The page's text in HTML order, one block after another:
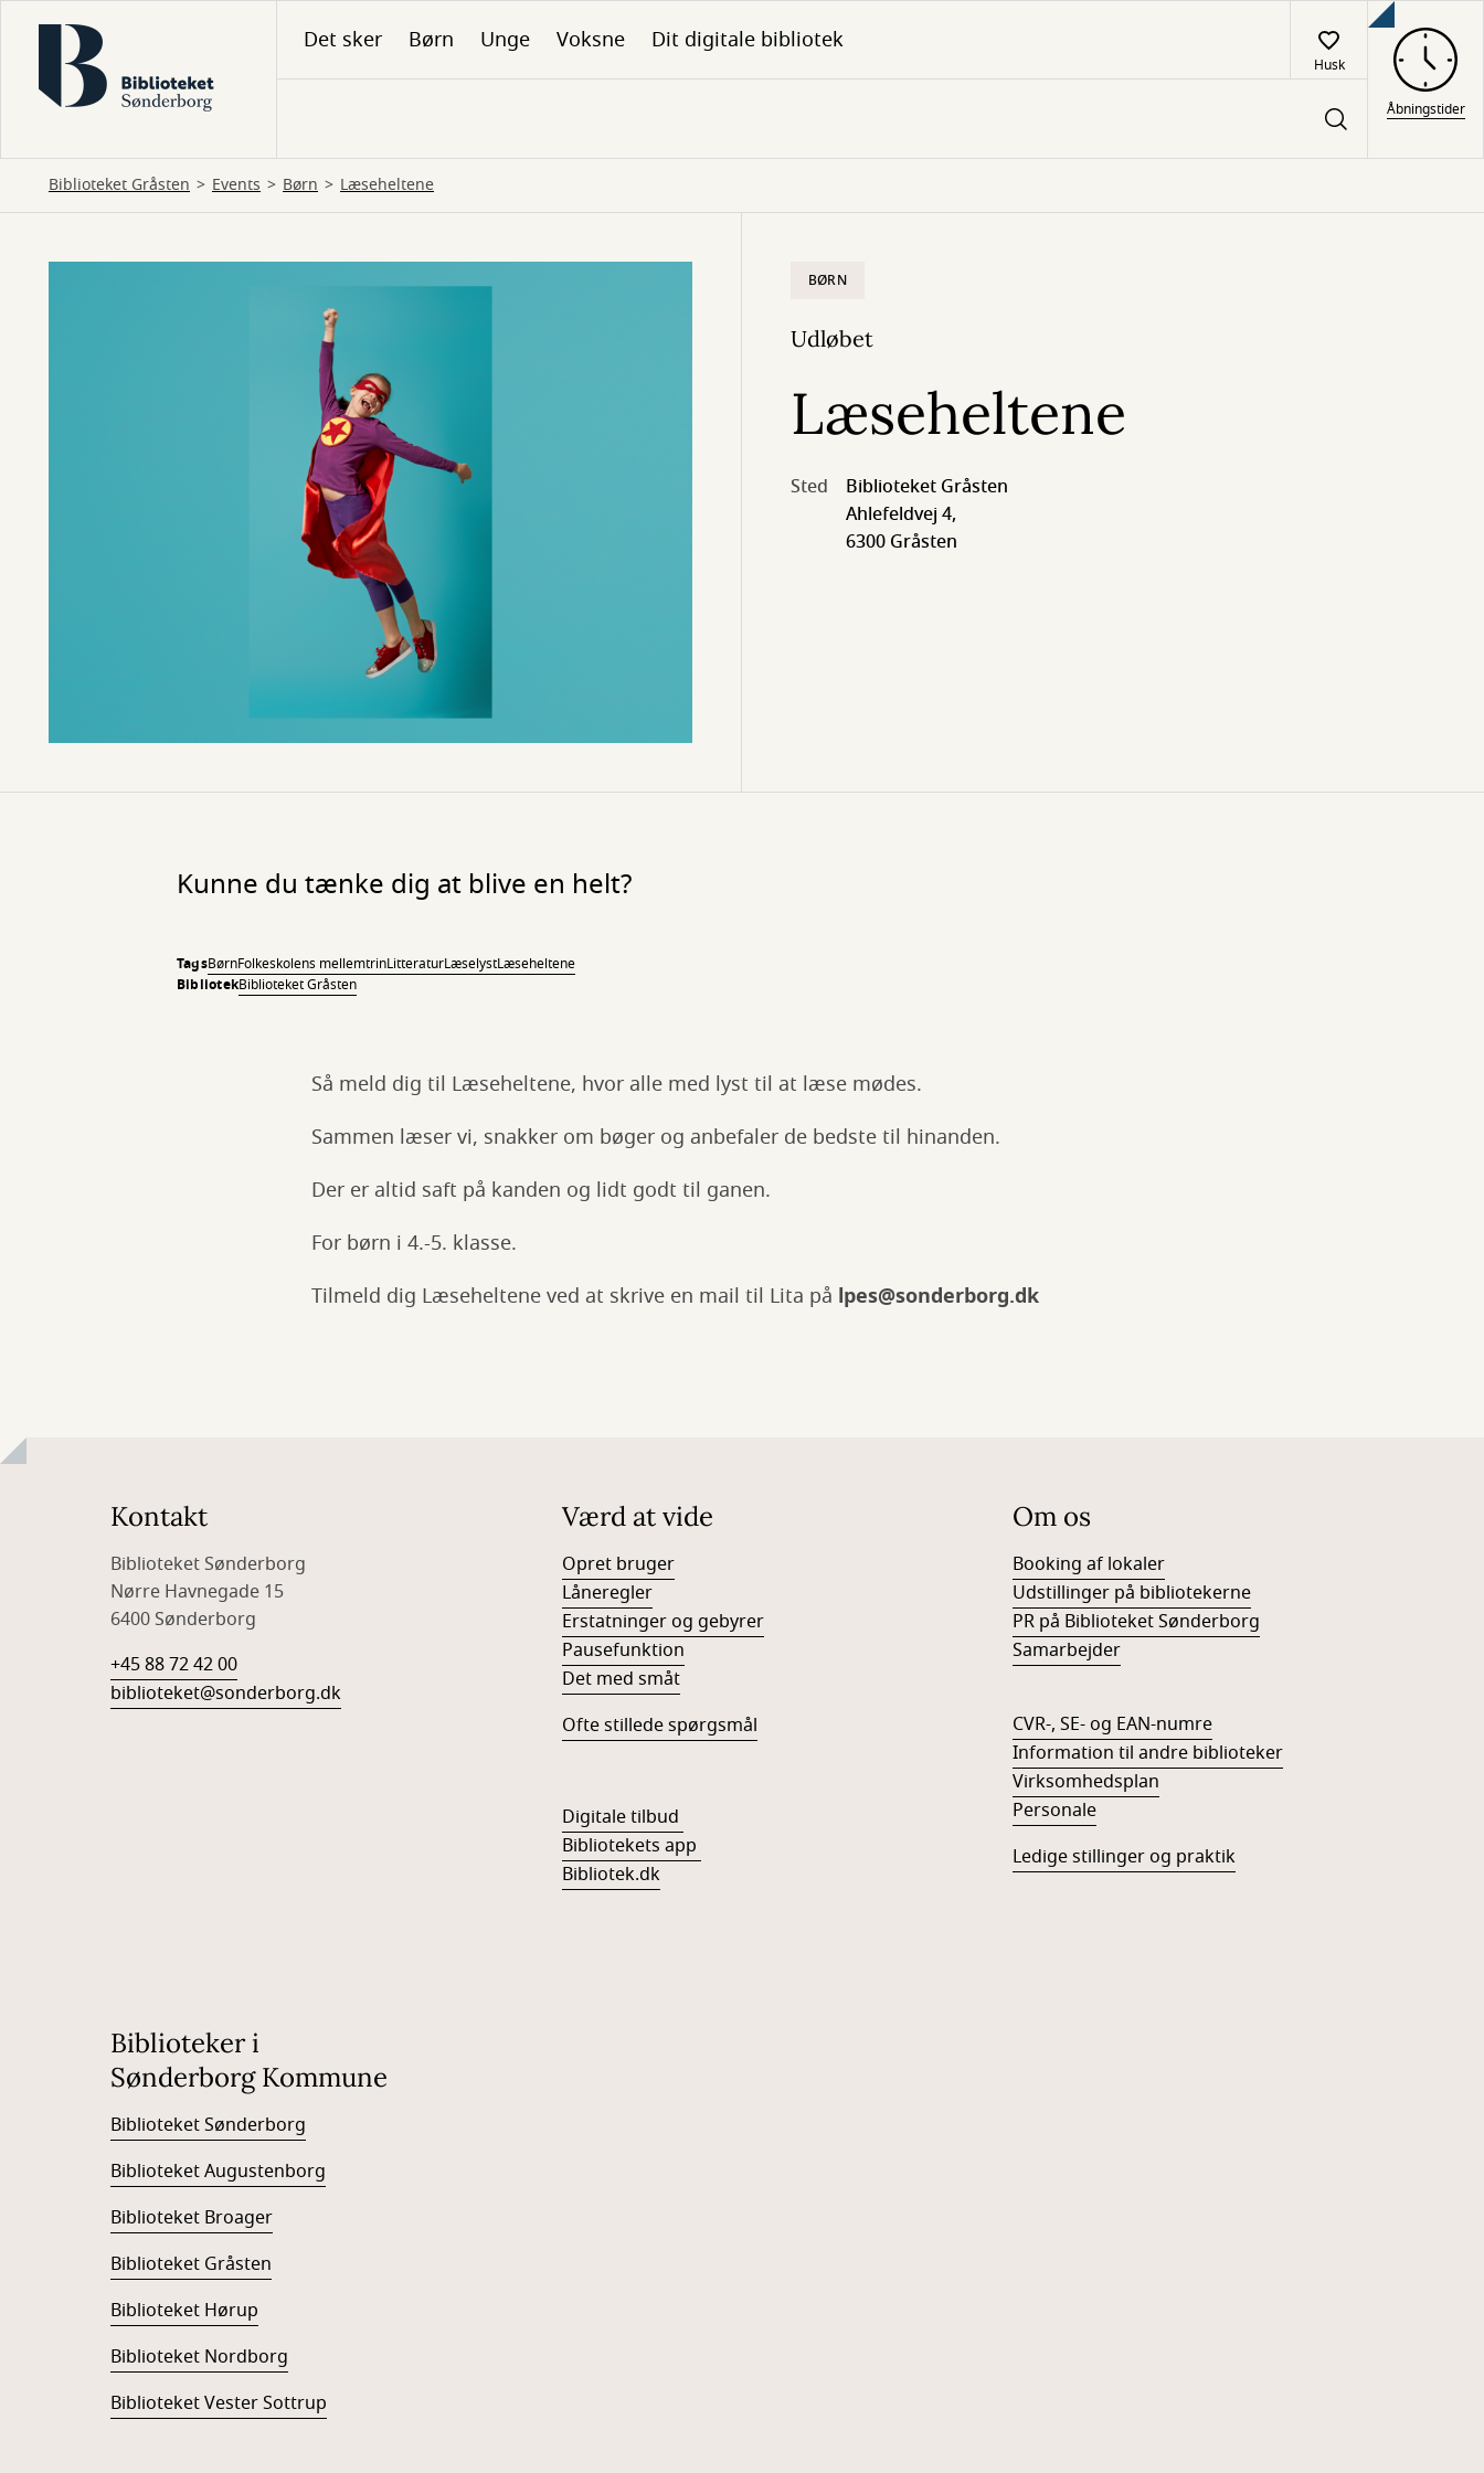
hovedindhold
Det sker Børn Unge Voksne Dit digitale bibliotek
Husk
Åbningstider
Biblioteket Gråsten Events Børn Læseheltene
BØRN
Udløbet
Læseheltene
Sted
Biblioteket Gråsten
Ahlefeldvej 4,
6300 Gråsten
Kunne du tænke dig at blive en helt?
TagsBørnFolkeskolens mellemtrinLitteraturLæselystLæseheltene
BibliotekBiblioteket Gråsten
Så meld dig til Læseheltene, hvor alle med lyst til at læse mødes.
Sammen læser vi, snakker om bøger og anbefaler de bedste til hinanden.
Der er altid saft på kanden og lidt godt til ganen.
For børn i 4.-5. klasse.
Tilmeld dig Læseheltene ved at skrive en mail til Lita på lpes@sonderborg.dk
Kontakt
Biblioteket Sønderborg
Nørre Havnegade 15
6400 Sønderborg
+45 88 72 42 00
biblioteket@sonderborg.dk
Værd at vide
Opret bruger
Låneregler
Erstatninger og gebyrer
Pausefunktion
Det med småt
Ofte stillede spørgsmål
Digitale tilbud
Bibliotekets app
Bibliotek.dk
Om os
Booking af lokaler
Udstillinger på bibliotekerne
PR på Biblioteket Sønderborg
Samarbejder
CVR-, SE- og EAN-numre
Information til andre biblioteker
Virksomhedsplan
Personale
Ledige stillinger og praktik
Biblioteker i
Sønderborg Kommune
Biblioteket Sønderborg
Biblioteket Augustenborg
Biblioteket Broager
Biblioteket Gråsten
Biblioteket Hørup
Biblioteket Nordborg
Biblioteket Vester Sottrup